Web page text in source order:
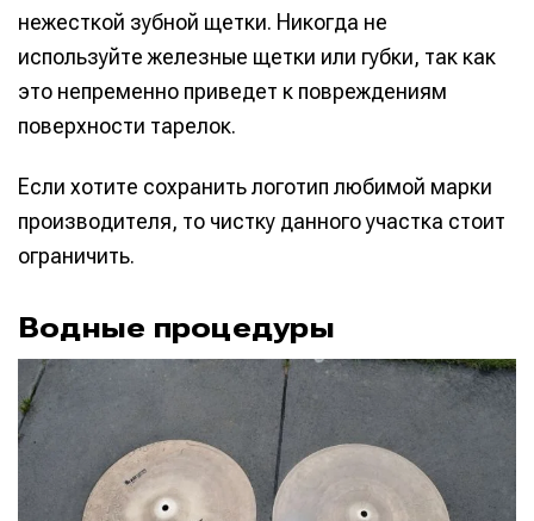
нежесткой зубной щетки. Никогда не
используйте железные щетки или губки, так как
это непременно приведет к повреждениям
поверхности тарелок.
Если хотите сохранить логотип любимой марки
производителя, то чистку данного участка стоит
ограничить.
Водные процедуры